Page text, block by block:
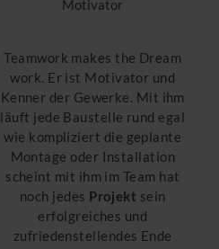
Motivator
Teamwork makes the Dream
work. Er ist Motivator und
Kenner der Gewerke. Mit ihm
läuft jede Baustelle rund egal
wie kompliziert die geplante
Montage oder Installation
scheint mit ihm im Team hat
noch jedes Projekt sein
erfolgreiches und
zufriedenstellendes Ende